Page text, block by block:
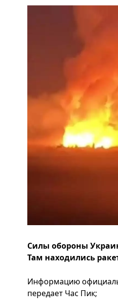
Силы обороны
Там находились
Информацию
передает Час Пик;